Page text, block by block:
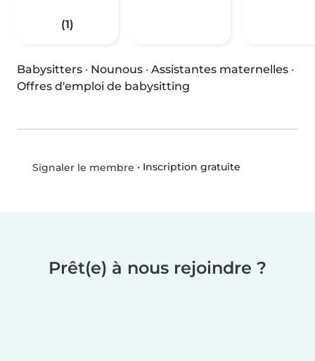
(1)
Babysitters · Nounous · Assistantes maternelles ·
Offres d'emploi de babysitting
Signaler le membre • Inscription gratuite
Prêt(e) à nous rejoindre ?